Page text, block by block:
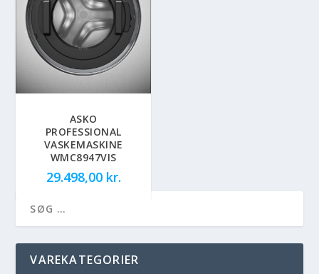
ASKO
PROFESSIONAL
VASKEMASKINE
WMC8947VIS
29.498,00 kr.
VAREKATEGORIER